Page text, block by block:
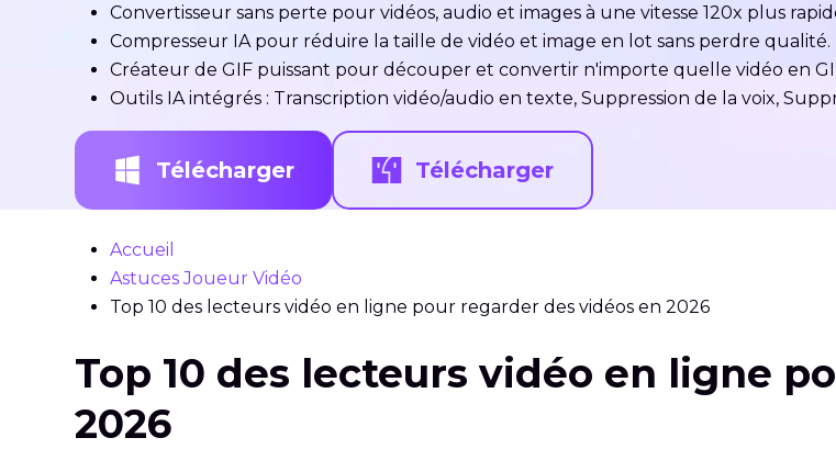
Convertisseur sans perte pour vidéos, audio et images à une vitesse 120x plus
Compresseur IA pour réduire la taille de vidéo et image en lot sans perdre qualité.
Créateur de GIF puissant pour découper et convertir n'importe quelle vidéo en
Outils IA intégrés : Transcription vidéo/audio en texte, Suppression de la voix,
Télécharger Télécharger
Accueil
Astuces Joueur Vidéo
Top 10 des lecteurs vidéo en ligne pour regarder des vidéos en 2026
Top 10 des lecteurs vidéo en ligne
2026